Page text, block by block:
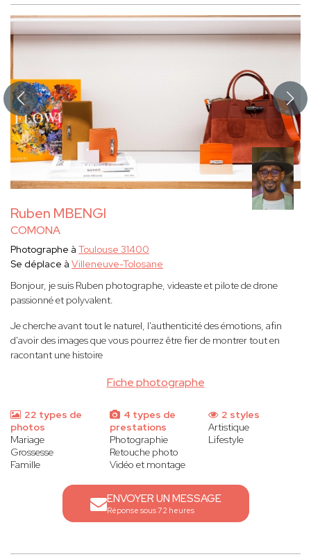
Ruben MBENGI
COMONA
Fiche photographe
Photographe à Toulouse 31400
Se déplace à Villeneuve-Tolosane
Bonjour, je suis Ruben photographe, videaste et pilote de drone
passionné et polyvalent.
Je cherche avant tout le naturel, l'authenticité des émotions, afin
d'avoir des images que vous pourrez être fier de montrer tout en
racontant une histoire
22 types de
photos
Mariage
Grossesse
Famille
4 types de
prestations
Photographie
Retouche photo
Vidéo et montage
2 styles
Artistique
Lifestyle
ENVOYER UN MESSAGE
Réponse sous 72 heures